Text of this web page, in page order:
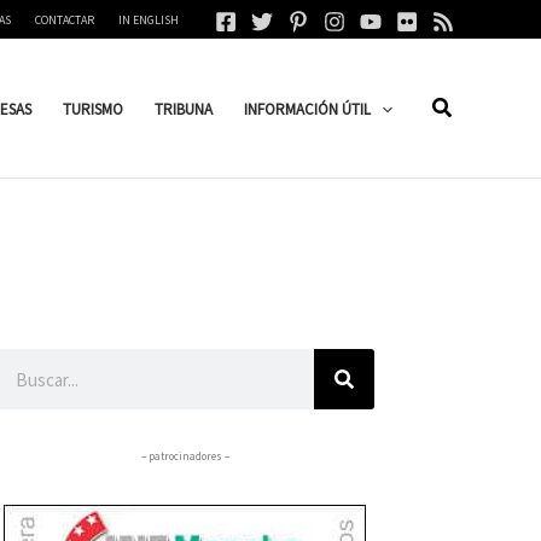
CONTACTAR IN ENGLISH
TURISMO TRIBUNA INFORMACIÓN ÚTIL
– patrocinadores –